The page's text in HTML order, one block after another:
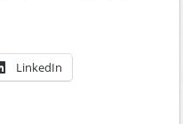
LinkedIn